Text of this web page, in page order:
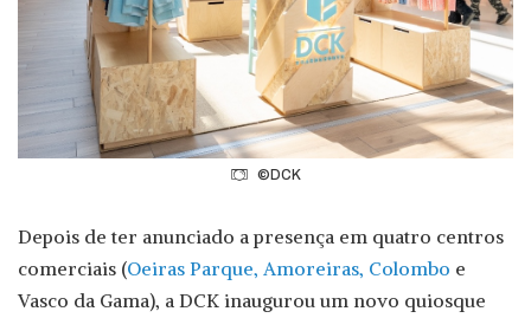
©DCK
Depois de ter anunciado a presença em quatro centros
comerciais (Oeiras Parque, Amoreiras, Colombo e
Vasco da Gama), a DCK inaugurou um novo quiosque